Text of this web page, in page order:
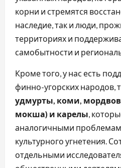
корни и стремятся
наследие, так и люди,
территориях и
самобытности и
Кроме того, у нас есть
финно-угорских народов,
удмурты, коми,
мокша) и карелы ,
аналогичными
культурного угнетения.
отдельными